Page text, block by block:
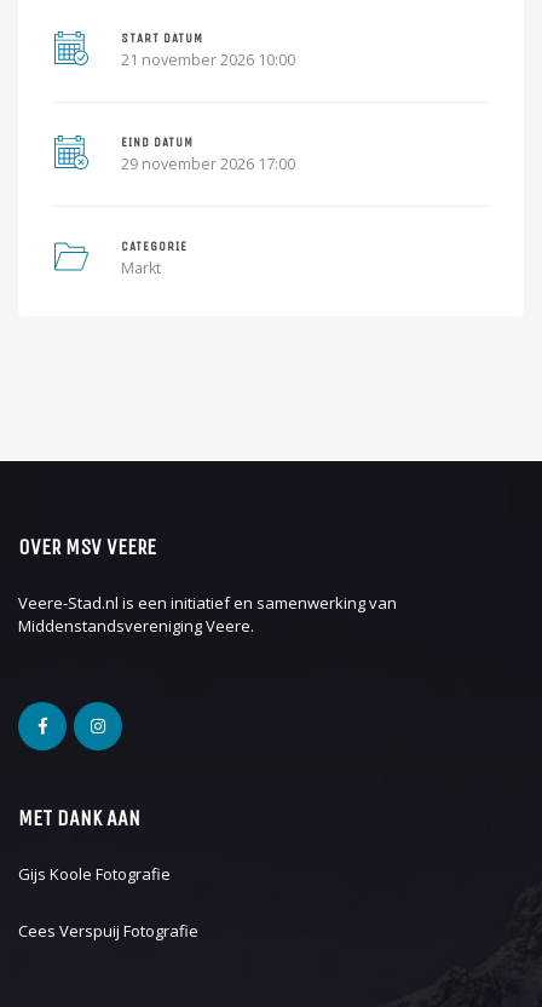
START DATUM
21 november 2026 10:00
EIND DATUM
29 november 2026 17:00
CATEGORIE
Markt
OVER MSV VEERE
Veere-Stad.nl is een initiatief en samenwerking van
Middenstandsvereniging Veere.
MET DANK AAN
Gijs Koole Fotografie
Cees Verspuij Fotografie